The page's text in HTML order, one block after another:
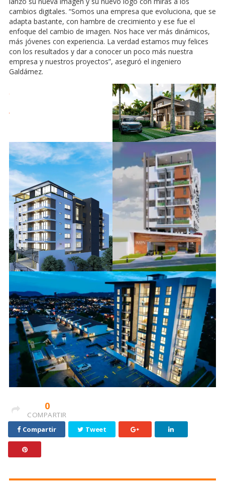
cambios digitales. “Somos una empresa que evoluciona, que se
adapta bastante, con hambre de crecimiento y ese fue el
enfoque del cambio de imagen. Nos hace ver más dinámicos,
más jóvenes con experiencia. La verdad estamos muy felices
con los resultados y dar a conocer un poco más nuestra
empresa y nuestros proyectos”, aseguró el ingeniero
Galdámez.
0
COMPARTIR
Compartir
Tweet